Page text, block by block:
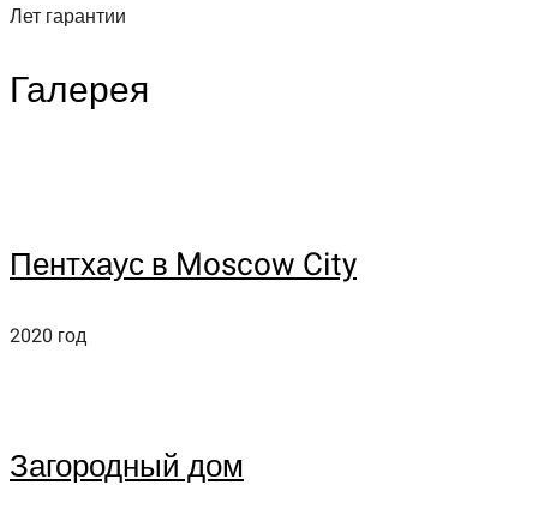
Лет гарантии
Галерея
Пентхаус в Moscow City
2020 год
Загородный дом